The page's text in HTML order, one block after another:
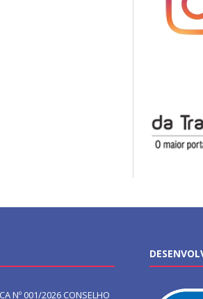
Nº 001/2026 CONSELHO